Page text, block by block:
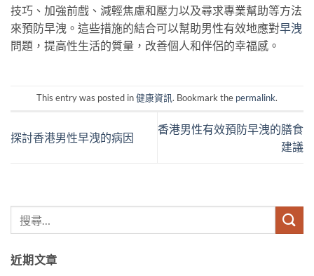
技巧、加強前戲、減輕焦慮和壓力以及尋求專業幫助等方法
來預防早洩。這些措施的結合可以幫助男性有效地應對早洩
問題，提高性生活的質量，改善個人和伴侶的幸福感。
This entry was posted in健康資訊. Bookmark the permalink.
探討香港男性早洩的病因
香港男性有效預防早洩的膳食
建議
近期文章